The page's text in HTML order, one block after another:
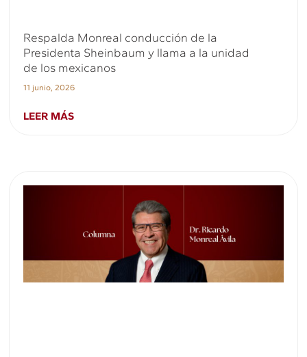
Respalda Monreal conducción de la
Presidenta Sheinbaum y llama a la unidad
de los mexicanos
11 junio, 2026
LEER MÁS